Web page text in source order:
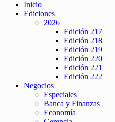
Inicio
Ediciones
2026
Edición 217
Edición 218
Edición 219
Edición 220
Edición 221
Edición 222
Negocios
Especiales
Banca y Finanzas
Economía